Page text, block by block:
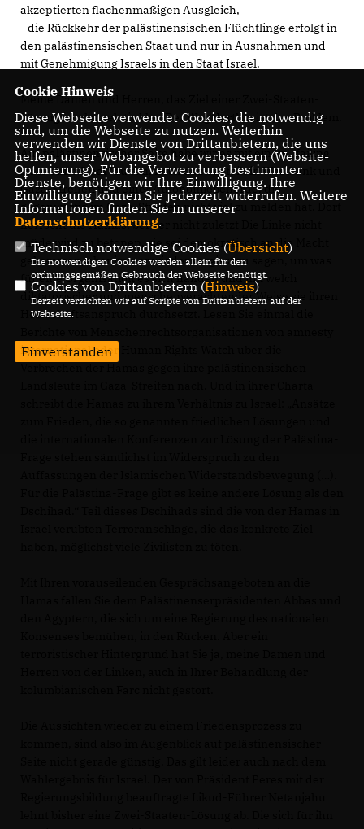
akzeptierten flächenmäßigen Ausgleich,
- die Rückkehr der palästinensischen Flüchtlinge erfolgt in
den palästinensischen Staat und nur in Ausnahmen und
mit Genehmigung Israels in den Staat Israel.
Meine Damen und Herren, das Ziel einer Zwei-Staaten-
Lösung ist also relativ klar. Der Weg dorthin ist das Problem.
Auf palästinensischer Seite habe wir es mit einem „failing
state ohne Staat“ zu tun, noch dazu geteilt in Westbank und
Gaza-Streifen und einer Autonomiebehörde, die
gegenwärtig im Gaza-Streifen nicht viel zu melden hat. Dort
herrscht die Hamas, bei der nicht zuletzt Die Linke nicht
müde wird zu betonen, sie sei demokratisch an die Macht
gekommen, aber immer wieder vergisst zu sagen, um was
für eine Organisation es sich handelt und mit welch
diktatorischer und menschenverachtender Weise sie ihren
Herrschaftsanspruch durchsetzt. Lesen Sie einmal die
international oder Human Rights Watch über die
Cookie Hinweis
Diese Webseite verwendet Cookies, die notwendig
sind, um die Webseite zu nutzen. Weiterhin
verwenden wir Dienste von Drittanbietern, die uns
helfen, unser Webangebot zu verbessern (Website-
Optmierung). Für die Verwendung bestimmter
Dienste, benötigen wir Ihre Einwilligung. Ihre
Einwilligung können Sie jederzeit widerrufen. Weitere
Informationen finden Sie in unserer
Datenschutzerklärung.
Technisch notwendige Cookies (Übersicht)
Die notwendigen Cookies werden allein für den
ordnungsgemäßen Gebrauch der Webseite benötigt.
Cookies von Drittanbietern (Hinweis)
Derzeit verzichten wir auf Scripte von Drittanbietern auf der
Webseite.
Einverstanden